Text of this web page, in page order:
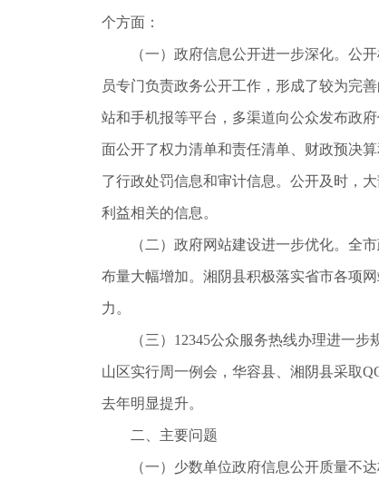
个方面：
（一）政府信息公开进一步深化。公
员专门负责政务公开工作，形成了较为完
站和手机报等平台，多渠道向公众发布政
面公开了权力清单和责任清单、财政预决
了行政处罚信息和审计信息。公开及时，
利益相关的信息。
（二）政府网站建设进一步优化。全
布量大幅增加。湘阴县积极落实省市各项
力。
（三）12345公众服务热线办理进一
山区实行周一例会，华容县、湘阴县采取
去年明显提升。
二、主要问题
（一）少数单位政府信息公开质量不